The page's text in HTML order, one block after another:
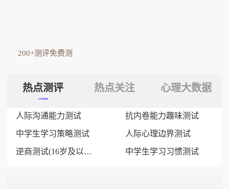
200+测评免费测
热点测评 热点关注 心理大数据
人际沟通能力测试 抗内卷能力趣味测试
中学生学习策略测试 人际心理边界测试
逆商测试(16岁及以上) 中学生学习习惯测试